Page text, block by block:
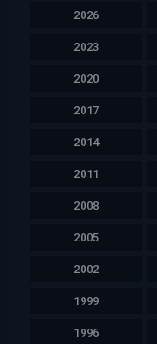
2026
2023
2020
2017
2014
2011
2008
2005
2002
1999
1996